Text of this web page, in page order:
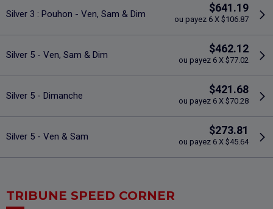
Silver 3 : Pouhon - Ven, Sam & Dim
$641.19
ou payez 6 X $106.87
Silver 5 - Ven, Sam & Dim
$462.12
ou payez 6 X $77.02
Silver 5 - Dimanche
$421.68
ou payez 6 X $70.28
Silver 5 - Ven & Sam
$273.81
ou payez 6 X $45.64
TRIBUNE SPEED CORNER